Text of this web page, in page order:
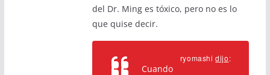
del Dr. Ming es tóxico, pero no es lo
que quise decir.
ryomashidijo:
Cuando